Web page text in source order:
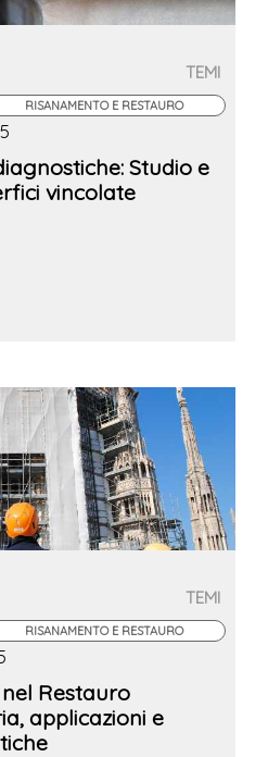
TEMI
RISANAMENTO E RESTAURO
Studio e
vincolate
TEMI
RISANAMENTO E RESTAURO
Restauro
applicazioni e